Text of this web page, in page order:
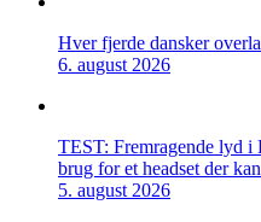
Hver fjerde dansker
6. august 2026
TEST: Fremragende lyd
brug for et headset der
5. august 2026